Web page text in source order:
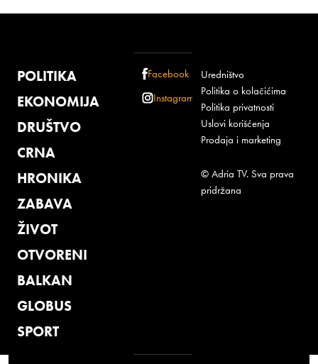
POLITIKA
EKONOMIJA
DRUŠTVO
CRNA
HRONIKA
ZABAVA
ŽIVOT
OTVORENI
BALKAN
GLOBUS
SPORT
Facebook
Instagram
Uredništvo
Politika o kolačićima
Politika privatnosti
Uslovi korišćenja
Prodaja i marketing
© Adria TV. Sva prava
pridržana